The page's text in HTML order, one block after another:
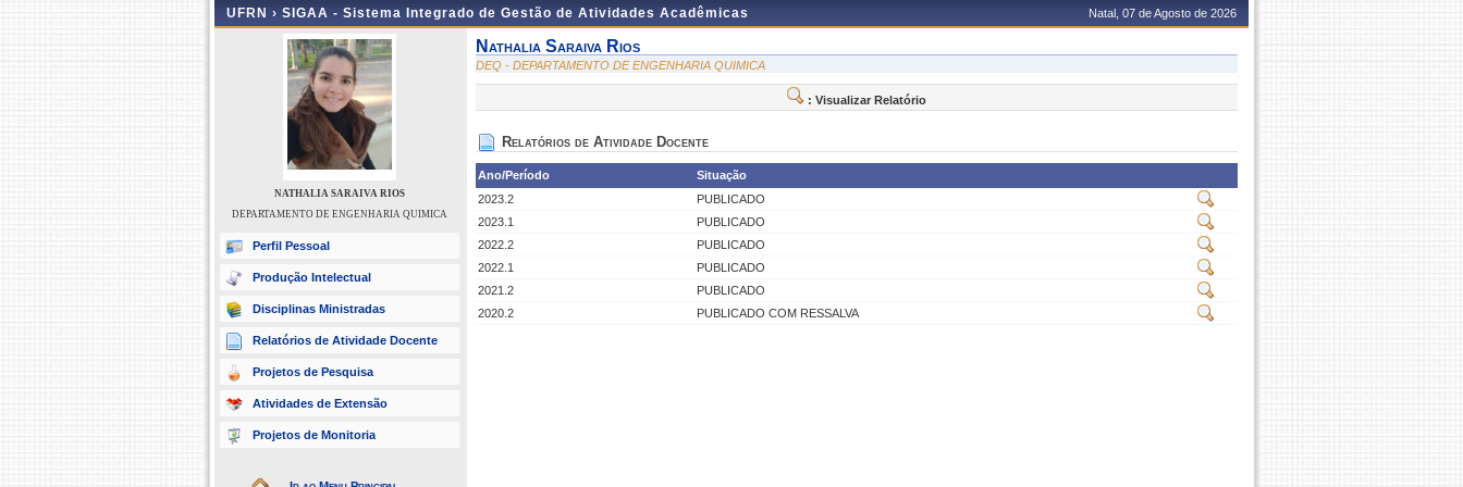
UFRN › SIGAA - Sistema Integrado de Gestão de Atividades Acadêmicas Natal, 07 de Agosto de 2026
NATHALIA SARAIVA RIOS
DEPARTAMENTO DE ENGENHARIA QUIMICA
Perfil Pessoal
Produção Intelectual
Disciplinas Ministradas
Relatórios de Atividade Docente
Projetos de Pesquisa
Atividades de Extensão
Projetos de Monitoria
Nathalia Saraiva Rios
DEQ - DEPARTAMENTO DE ENGENHARIA QUIMICA
: Visualizar Relatório
Relatórios de Atividade Docente
Ano/Período
Situação
2023.2
PUBLICADO
2023.1
PUBLICADO
2022.2
PUBLICADO
2022.1
PUBLICADO
2021.2
PUBLICADO
2020.2
PUBLICADO COM RESSALVA